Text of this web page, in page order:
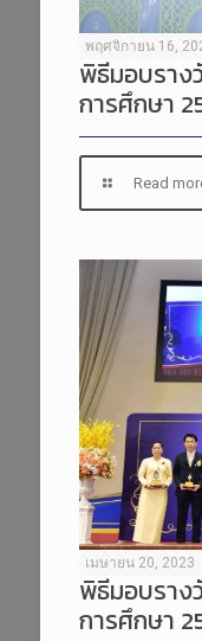
พฤศจิกายน 16,
พิธีมอบราง
การศึกษา
Read
เมษายน 20, 2023
พิธีมอบราง
การศึกษา